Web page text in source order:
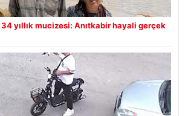
34 yıllık mucizesi: Anıtkabir hayali gerçek